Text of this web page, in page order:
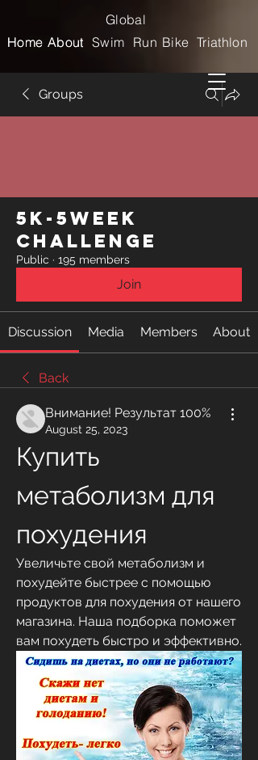
Home
Global
Home
Swim Run Bike Triathlon
About
About
Groups
5k-5week
Challenge
Public · 195 members
Join
Discussion Media Members About
Back
Внимание! Результат 100%
August 25, 2023
Купить
метаболизм для
похудения
Увеличьте свой метаболизм и
похудейте быстрее с помощью
продуктов для похудения от нашего
магазина. Наша подборка поможет
вам похудеть быстро и эффективно.